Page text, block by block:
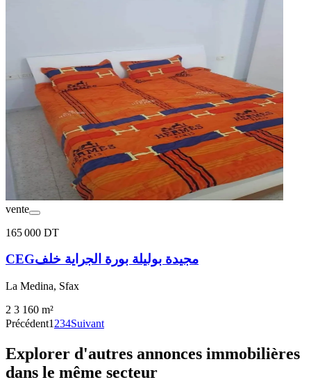
vente
165 000 DT
CEGمجيدة بوليلة بورة الجراية خلف
La Medina, Sfax
2 3 160 m²
Précédent1 234Suivant
Explorer d'autres annonces immobilières
dans le même secteur